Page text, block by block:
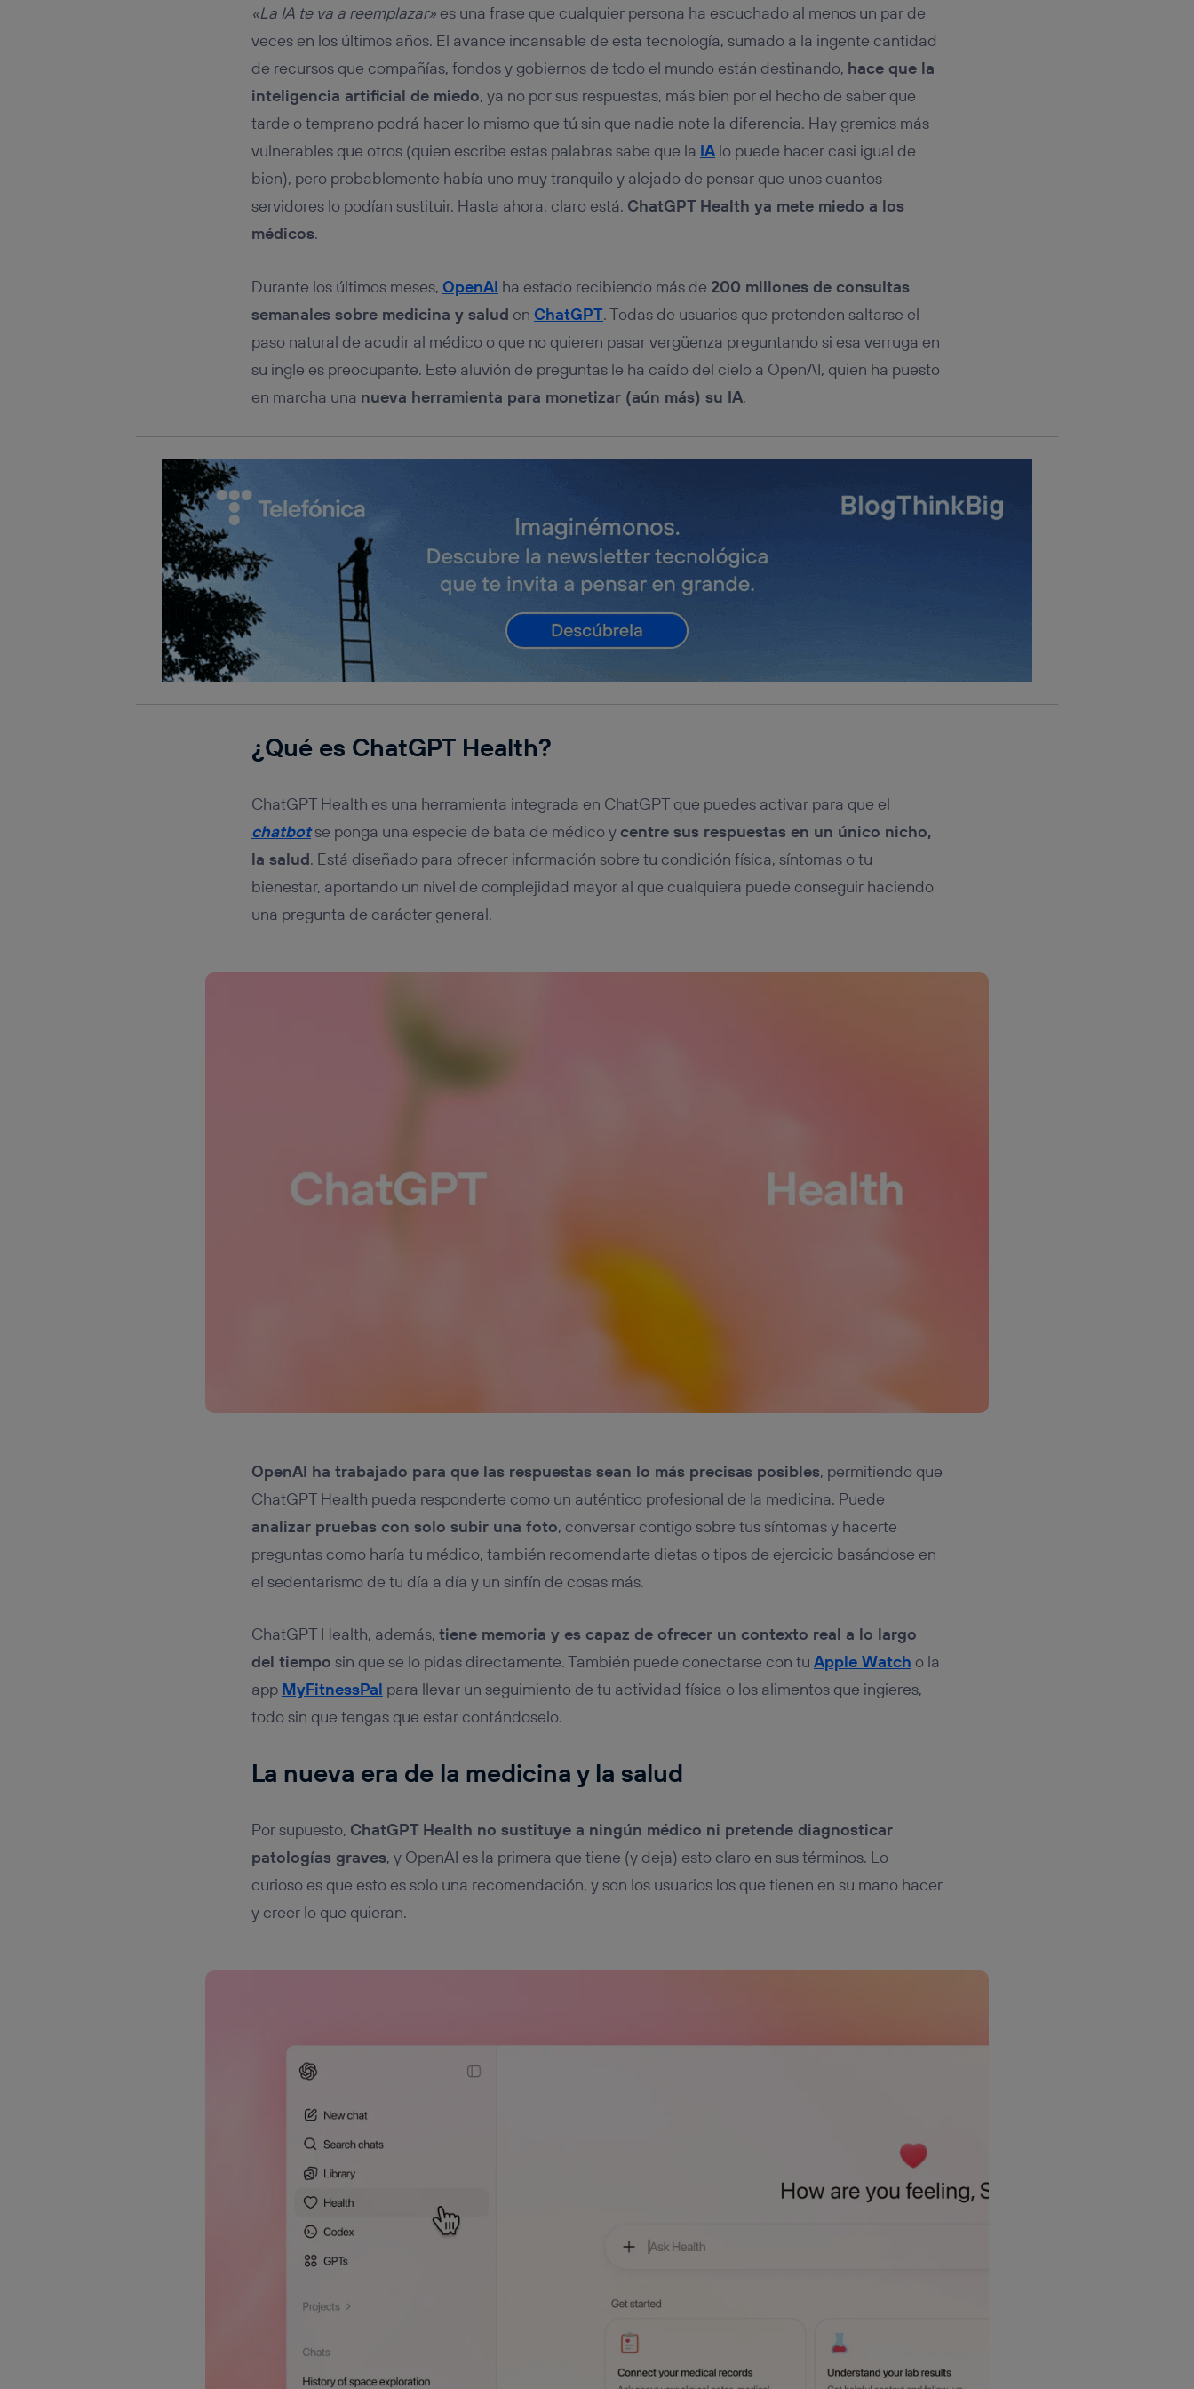
«La IA te va a reemplazar»es una frase que cualquier persona ha escuchado al menos un par de
veces en los últimos años. El avance incansable de esta tecnología, sumado a la ingente cantidad
de recursos que compañías, fondos y gobiernos de todo el mundo están destinando, hace que la
inteligencia artificial de miedo, ya no por sus respuestas, más bien por el hecho de saber que
tarde o temprano podrá hacer lo mismo que tú sin que nadie note la diferencia. Hay gremios más
vulnerables que otros (quien escribe estas palabras sabe que la IAlo puede hacer casi igual de
bien), pero probablemente había uno muy tranquilo y alejado de pensar que unos cuantos
servidores lo podían sustituir. Hasta ahora, claro está. ChatGPT Health ya mete miedo a los
médicos.
Durante los últimos meses, OpenAI ha estado recibiendo más de 200 millones de consultas
semanales sobre medicina y salud en ChatGPT. Todas de usuarios que pretenden saltarse el
paso natural de acudir al médico o que no quieren pasar vergüenza preguntando si esa verruga en
su ingle es preocupante. Este aluvión de preguntas le ha caído del cielo a OpenAI, quien ha puesto
en marcha una nueva herramienta para monetizar (aún más) su IA.
¿Qué es ChatGPT Health?
ChatGPT Health es una herramienta integrada en ChatGPT que puedes activar para que el
chatbotse ponga una especie de bata de médico ycentre sus respuestas en un único nicho,
la salud. Está diseñado para ofrecer información sobre tu condición física, síntomas o tu
bienestar, aportando un nivel de complejidad mayor al que cualquiera puede conseguir haciendo
una pregunta de carácter general.
OpenAI ha trabajado para que las respuestas sean lo más precisas posibles, permitiendo que
ChatGPT Health pueda responderte como un auténtico profesional de la medicina. Puede
analizar pruebas con solo subir una foto, conversar contigo sobre tus síntomas y hacerte
preguntas como haría tu médico, también recomendarte dietas o tipos de ejercicio basándose en
el sedentarismo de tu día a día y un sinfín de cosas más.
ChatGPT Health, además, tiene memoria y es capaz de ofrecer un contexto real a lo largo
del tiempo sin que se lo pidas directamente. También puede conectarse con tu Apple Watch o la
app MyFitnessPal para llevar un seguimiento de tu actividad física o los alimentos que ingieres,
todo sin que tengas que estar contándoselo.
La nueva era de la medicina y la salud
Por supuesto, ChatGPT Health no sustituye a ningún médico ni pretende diagnosticar
patologías graves, y OpenAI es la primera que tiene (y deja) esto claro en sus términos. Lo
curioso es que esto es solo una recomendación, y son los usuarios los que tienen en su mano hacer
y creer lo que quieran.
conecte su dispositivo y consienta el uso de la tecnología recibirá el mismo identificador.
Típicamente:
Si utilizas una
conexión de banda ancha
(p. ej., Wi-Fi), el marketing o análisis se
realizará en función de las actividades de navegación de los miembros del hogar que
hayan dado su consentimiento.
Si utilizasdatos móviles, el marketing será más personalizado, ya que se basará
únicamente en la navegación del usuario del móvil.
Puedes gestionar los consentimientos Utiq seleccionando “Administrar Utiq” en la parte
inferior de esta página web o visitando el portal de privacidad de Utiq (“consenthub”).
política de privacidad de Utiq